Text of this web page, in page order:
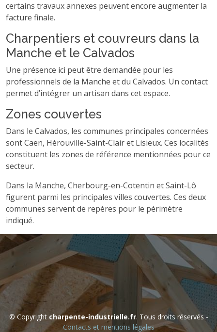
certains travaux annexes peuvent encore augmenter la
facture finale.
Charpentiers et couvreurs dans la
Manche et le Calvados
Une présence ici peut être demandée pour les
professionnels de la Manche et du Calvados. Un contact
permet d’intégrer un artisan dans cet espace.
Zones couvertes
Dans le Calvados, les communes principales concernées
sont Caen, Hérouville-Saint-Clair et Lisieux. Ces localités
constituent les zones de référence mentionnées pour ce
secteur.
Dans la Manche, Cherbourg-en-Cotentin et Saint-Lô
figurent parmi les principales villes couvertes. Ces deux
communes servent de repères pour le périmètre
indiqué.
© Copyrightcharpente-industrielle.fr. Tous droits réservés -
Contacts et mentions légales